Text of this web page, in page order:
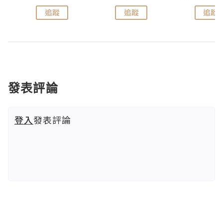
追蹤 追蹤 追蹤
發表評論
登入發表評論